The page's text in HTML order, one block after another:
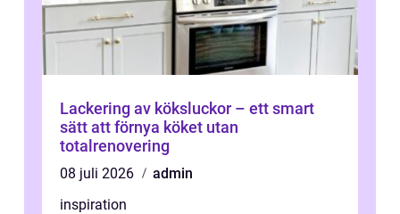
Lackering av köksluckor – ett smart
sätt att förnya köket utan
totalrenovering
08 juli 2026
admin
inspiration